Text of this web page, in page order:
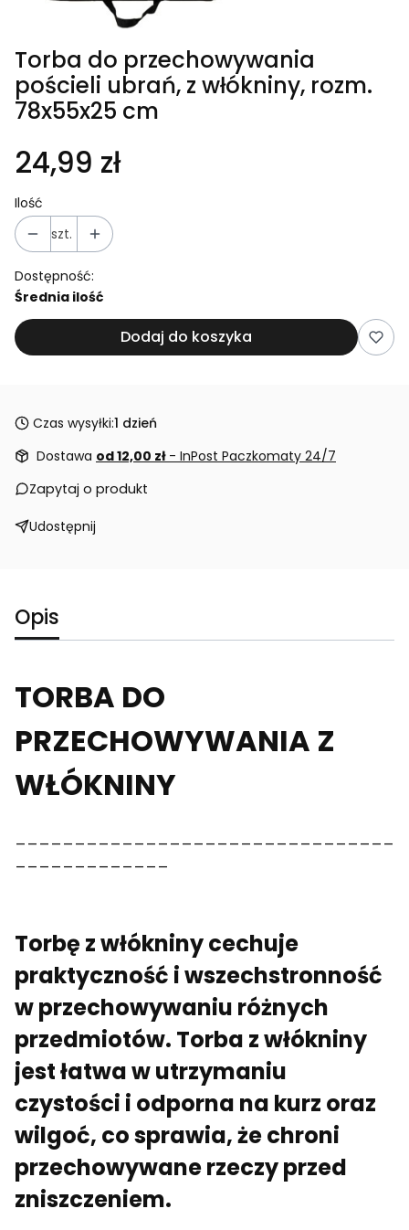
Torba do przechowywania
pościeli ubrań, z włókniny, rozm.
78x55x25 cm
24,99 zł
Ilość
szt.
Dostępność:
Średnia ilość
Dodaj do koszyka
Czas wysyłki:1 dzień
Dostawa od 12,00 zł - InPost Paczkomaty 24/7
Zapytaj o produkt
Udostępnij
Opis
TORBA DO
PRZECHOWYWANIA Z
WŁÓKNINY
Torbę z włókniny cechuje
praktyczność i wszechstronność
w przechowywaniu różnych
przedmiotów. Torba z włókniny
jest łatwa w utrzymaniu
czystości i odporna na kurz oraz
wilgoć, co sprawia, że chroni
przechowywane rzeczy przed
zniszczeniem.